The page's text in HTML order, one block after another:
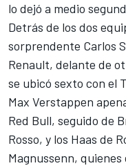
lo dejó a medio
Detrás de los dos
sorprendente Carlos
Renault, delante de
se ubicó sexto con el
Max Verstappen
Red Bull, seguido de
Rosso, y los Haas de
Magnussenn,